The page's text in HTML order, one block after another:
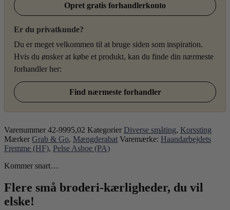
Opret gratis forhandlerkonto
Er du privatkunde?
Du er meget velkommen til at bruge siden som inspiration.
Hvis du ønsker at købe et produkt, kan du finde din nærmeste
forhandler her:
Find nærmeste forhandler
Varenummer 42-9995,02 Kategorier Diverse småting, Korssting
Mærker Grab & Go, Mængderabat Varemærke: Haandarbejdets
Fremme (HF), Pelse Asboe (PA)
Kommer snart…
Flere små broderi-kærligheder, du vil
elske!